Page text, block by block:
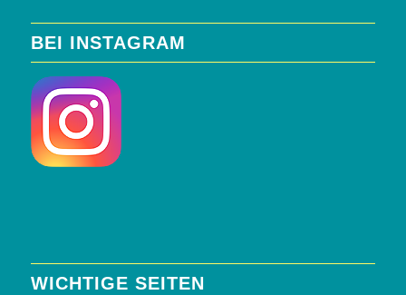
BEI INSTAGRAM
WICHTIGE SEITEN